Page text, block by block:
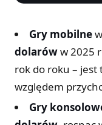
Year
2020
$77.2B
2021
$90.7B
2022
$91.8B
2023
$90.3B
Gry mobilne
dolaróww 2025
rok do roku – jest
względem
Gry